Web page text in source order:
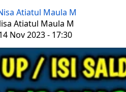
Atiatul Maula M
Atiatul Maula M
Nov 2023 - 17:30